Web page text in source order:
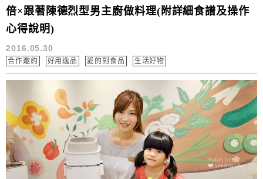
倍×跟著陳德烈型男主廚做料理(附詳細食譜及操作
心得說明)
2016.05.30
合作邀約 好用逸品 愛的副食品 生活好物